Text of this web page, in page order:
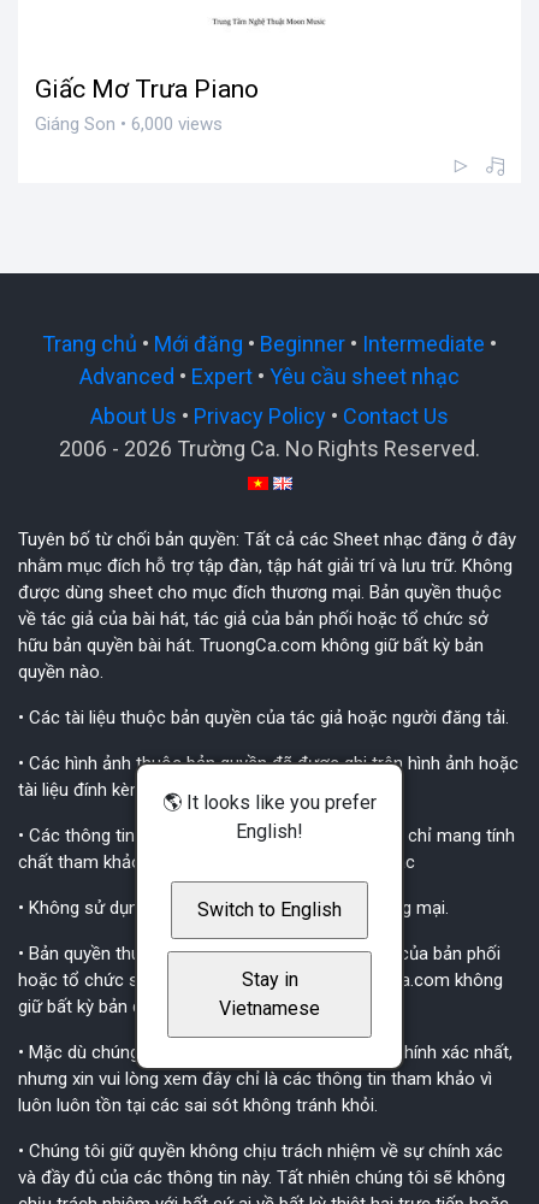
Giấc Mơ Trưa Piano
Giáng Son • 6,000 views
Trang chủ • Mới đăng • Beginner • Intermediate •
Advanced • Expert • Yêu cầu sheet nhạc
About Us • Privacy Policy • Contact Us
2006 - 2026 Trường Ca. No Rights Reserved.
Tuyên bố từ chối bản quyền: Tất cả các Sheet nhạc đăng ở đây
nhằm mục đích hỗ trợ tập đàn, tập hát giải trí và lưu trữ. Không
được dùng sheet cho mục đích thương mại. Bản quyền thuộc
về tác giả của bài hát, tác giả của bản phối hoặc tổ chức sở
hữu bản quyền bài hát. TruongCa.com không giữ bất kỳ bản
quyền nào.
• Các tài liệu thuộc bản quyền của tác giả hoặc người đăng tải.
• Các hình ảnh thuộc bản quyền đã được ghi trên hình ảnh hoặc
tài liệu đính kèm.
• Các thông tin, nhận định, các gợi ý trong tài liệu chỉ mang tính
chất tham khảo, không mang thêm ý nghĩa gì khác
• Không sử dụng các tài liệu cho mục đích thương mại.
• Bản quyền thuộc về tác giả của bài hát, tác giả của bản phối
hoặc tổ chức sở hữu bản quyền bài hát. Truongca.com không
giữ bất kỳ bản quyền nào.
• Mặc dù chúng tôi luôn cố gắng để thông tin là chính xác nhất,
nhưng xin vui lòng xem đây chỉ là các thông tin tham khảo vì
luôn luôn tồn tại các sai sót không tránh khỏi.
• Chúng tôi giữ quyền không chịu trách nhiệm về sự chính xác
và đầy đủ của các thông tin này. Tất nhiên chúng tôi sẽ không
🌎 It looks like you prefer
English!
Switch to English
Stay in
Vietnamese